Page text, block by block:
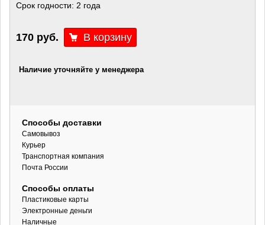
Срок годности: 2 года
170 руб.
Наличие уточняйте у менеджера
Способы доставки
Самовывоз
Курьер
Транспортная компания
Почта России
Способы оплаты
Пластиковые карты
Электронные деньги
Наличные